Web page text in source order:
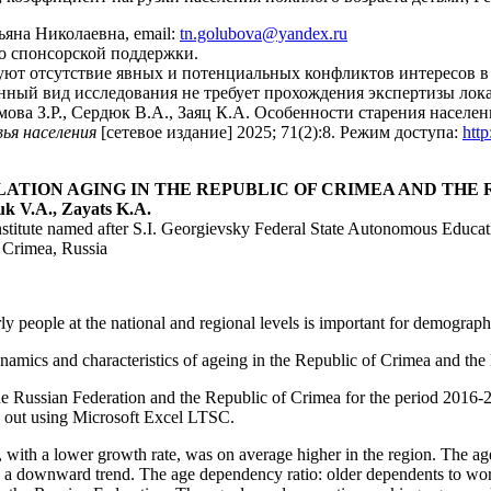
Николаевна, email: tn.golubova@yandex.ru
спонсорской поддержки.
отсутствие явных и потенциальных конфликтов интересов
вид исследования не требует прохождения экспертизы
З.Р., Сердюк В.А., Заяц К.А. Особенности старения
населения [сетевое издание] 2025; 71(2):8. Режим доступа:
AGING IN THE REPUBLIC OF CRIMEA AND THE
V.A., Zayats K.A.
named after S.I. Georgievsky Federal State Autonomous
Russia
people at the national and regional levels is important for
and characteristics of ageing in the Republic of Crimea and
Russian Federation and the Republic of Crimea for the period
using Microsoft Excel LTSC.
a lower growth rate, was on average higher in the region. The
downward trend. The age dependency ratio: older dependents to